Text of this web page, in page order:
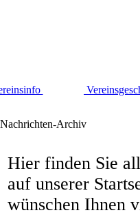
Nachrichten-Archiv
Hier finden Sie
auf unserer
wünschen Ihnen